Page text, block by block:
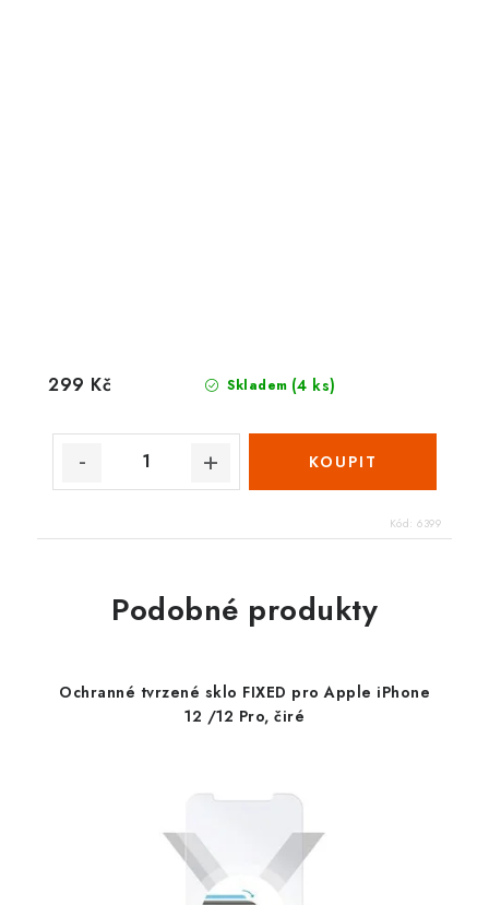
Skladem (4 ks)
299 Kč
Kód: 6399
Podobné produkty
Ochranné tvrzené sklo FIXED pro Apple iPhone
12 /12 Pro, čiré